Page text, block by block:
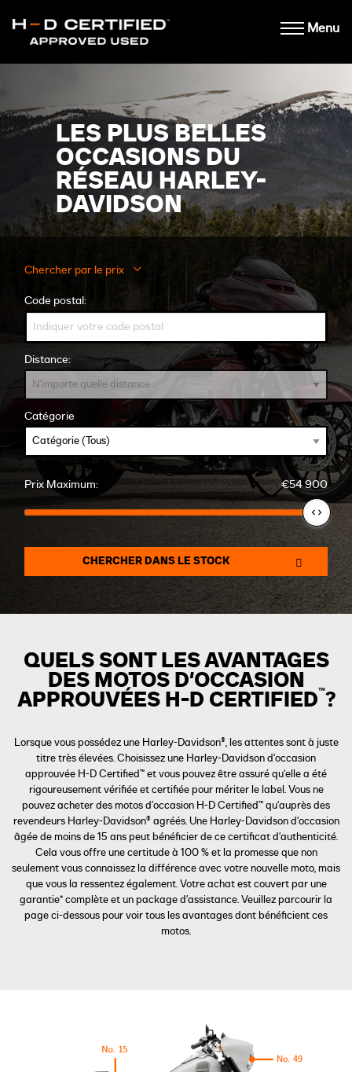
Menu
LES PLUS BELLES
OCCASIONS DU
RÉSEAU HARLEY-
DAVIDSON
Chercher par le prix
Code postal:
Distance:
Catégorie
Prix Maximum: €54 900
CHERCHER DANS LE STOCK
QUELS SONT LES AVANTAGES
DES MOTOS D'OCCASION
APPROUVÉES H-D CERTIFIED™?
Lorsque vous possédez une Harley-Davidson®, les attentes sont à juste
titre très élevées. Choisissez une Harley-Davidson d'occasion
approuvée H-D Certified™ et vous pouvez être assuré qu'elle a été
rigoureusement vérifiée et certifiée pour mériter le label. Vous ne
pouvez acheter des motos d’occasion H-D Certified™ qu'auprès des
revendeurs Harley-Davidson® agréés. Une Harley-Davidson d'occasion
âgée de moins de 15 ans peut bénéficier de ce certificat d'authenticité.
Cela vous offre une certitude à 100 % et la promesse que non
seulement vous connaissez la différence avec votre nouvelle moto, mais
que vous la ressentez également. Votre achat est couvert par une
garantie* complète et un package d’assistance. Veuillez parcourir la
page ci-dessous pour voir tous les avantages dont bénéficient ces
motos.